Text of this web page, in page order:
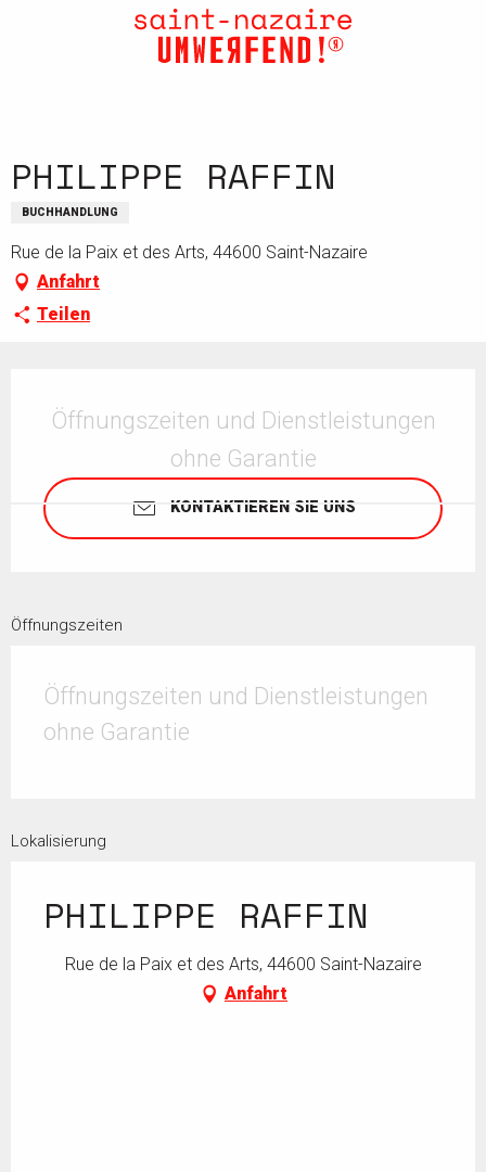
PHILIPPE RAFFIN
BUCHHANDLUNG
Rue de la Paix et des Arts, 44600 Saint-Nazaire
Anfahrt
Teilen
Öffnungszeiten und Dienstleistungen
ohne Garantie
KONTAKTIEREN SIE UNS
Öffnungszeiten
Öffnungszeiten und Dienstleistungen
ohne Garantie
Lokalisierung
PHILIPPE RAFFIN
Rue de la Paix et des Arts, 44600 Saint-Nazaire
Anfahrt